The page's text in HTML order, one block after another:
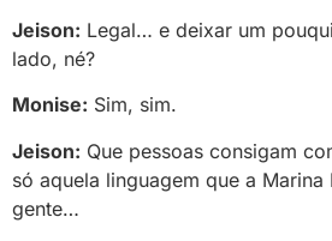
Jeison: Legal… e deixar um
lado, né?
Monise: Sim, sim.
Jeison: Que pessoas consigam
só aquela linguagem que a
gente…